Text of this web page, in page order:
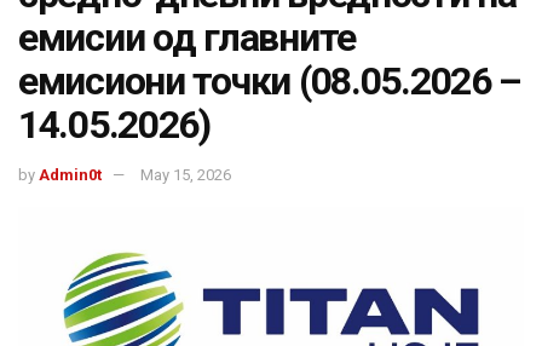
емисии од главните
емисиони точки (08.05.2026 –
14.05.2026)
by Admin0t May 15, 2026